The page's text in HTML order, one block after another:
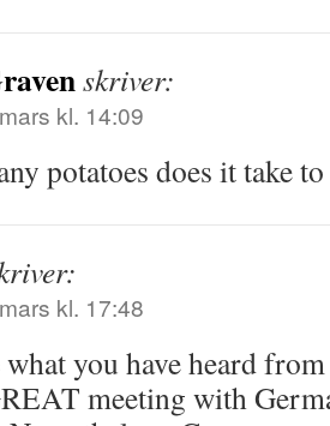
skriver:
kl. 14:09
potatoes does it take
kl. 17:48
you have heard
meeting with